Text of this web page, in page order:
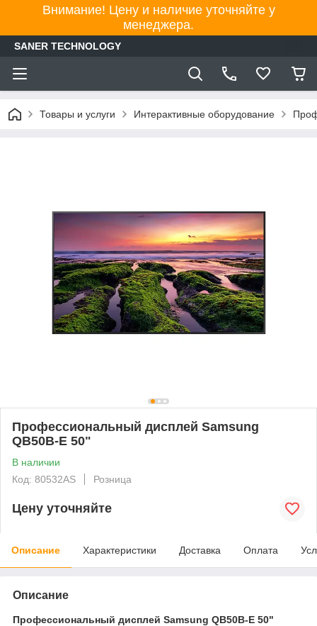
Внимание! Цену и наличие уточняйте у
менеджера.
SANER TECHNOLOGY
Товары и услуги Интерактивные оборудование
Профессиональный дисплей Samsung
QB50B-E 50"
В наличии
Код: 80532AS
Розница
Цену уточняйте
Описание Характеристики Доставка Оплата
Описание
Профессиональный дисплей Samsung QB50B-E 50"